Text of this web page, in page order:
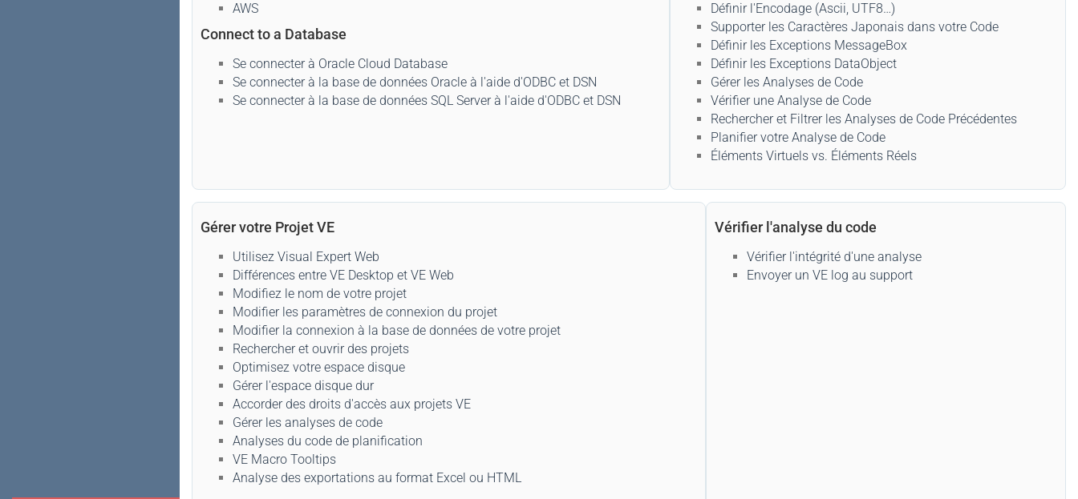
AWS
Connect to a Database
Se connecter à Oracle Cloud Database
Se connecter à la base de données Oracle à l'aide d'ODBC et DSN
Se connecter à la base de données SQL Server à l'aide d'ODBC et DSN
Définir l'Encodage (Ascii, UTF8…)
Supporter les Caractères Japonais dans votre Code
Définir les Exceptions MessageBox
Définir les Exceptions DataObject
Gérer les Analyses de Code
Vérifier une Analyse de Code
Rechercher et Filtrer les Analyses de Code Précédentes
Planifier votre Analyse de Code
Éléments Virtuels vs. Éléments Réels
Gérer votre Projet VE
Utilisez Visual Expert Web
Différences entre VE Desktop et VE Web
Modifiez le nom de votre projet
Modifier les paramètres de connexion du projet
Modifier la connexion à la base de données de votre projet
Rechercher et ouvrir des projets
Optimisez votre espace disque
Gérer l'espace disque dur
Accorder des droits d'accès aux projets VE
Gérer les analyses de code
Analyses du code de planification
VE Macro Tooltips
Analyse des exportations au format Excel ou HTML
Vérifier l'analyse du code
Vérifier l'intégrité d'une analyse
Envoyer un VE log au support